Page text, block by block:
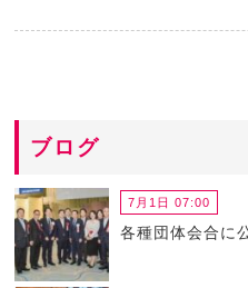
ブログ
7月1日 07:00
各種団体会合に